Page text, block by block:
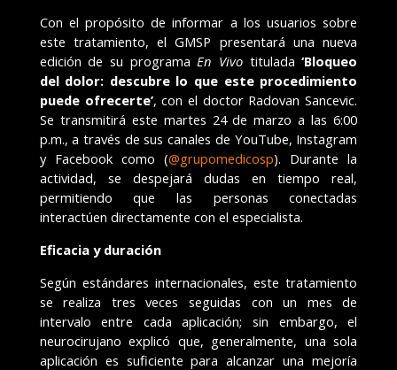
Con el propósito de informar a los usuarios sobre
este tratamiento, el GMSP presentará una nueva
edición de su programa En Vivotitulada‘Bloqueo
del dolor: descubre lo que este procedimiento
puede ofrecerte’, con el doctor Radovan Sancevic.
Se transmitirá este martes 24 de marzo a las 6:00
p.m., a través de sus canales de YouTube, Instagram
y Facebook como (@grupomedicosp). Durante la
actividad, se despejará dudas en tiempo real,
permitiendo que las personas conectadas
interactúen directamente con el especialista.
Eficacia y duración
Según estándares internacionales, este tratamiento
se realiza tres veces seguidas con un mes de
intervalo entre cada aplicación; sin embargo, el
neurocirujano explicó que, generalmente, una sola
aplicación es suficiente para alcanzar una mejoría